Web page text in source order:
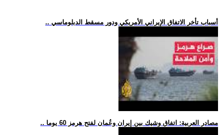
.. أسباب تأخر الاتفاق الإيراني الأمريكي ودور مسقط الدبلوماسي
.. مصادر العربية: اتفاق وشيك بين إيران وعُمان لفتح هرمز 60 يوما